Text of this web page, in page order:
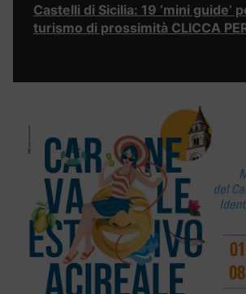
Castelli di Sicilia: 19 ‘mini guide’
turismo di prossimità CLICCA